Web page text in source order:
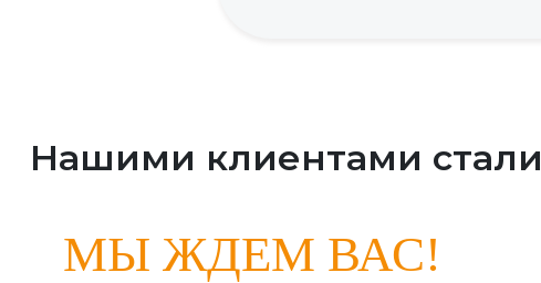
Нашими клиентами стали
МЫ ЖДЕМ ВАС!